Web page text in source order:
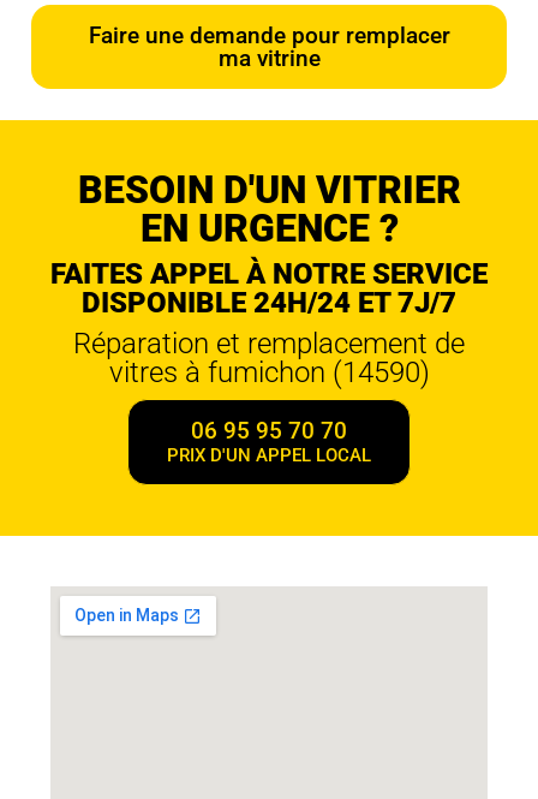
Faire une demande pour remplacer
ma vitrine
BESOIN D'UN VITRIER
EN URGENCE ?
FAITES APPEL À NOTRE SERVICE
DISPONIBLE 24H/24 ET 7J/7
Réparation et remplacement de
vitres à fumichon (14590)
06 95 95 70 70
PRIX D'UN APPEL LOCAL